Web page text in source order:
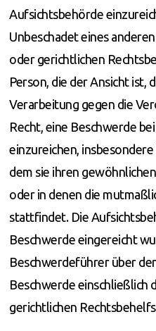
Aufsichtsbehörde
Unbeschadet eines
oder gerichtlichen
Person, die der Ansicht ist,
Verarbeitung gegen die
Recht, eine Beschwerde
einzureichen,
dem sie ihren
oder in denen die
stattfindet. Die
Beschwerde eingereicht
Beschwerdeführer über
Beschwerde einschließlich
gerichtlichen